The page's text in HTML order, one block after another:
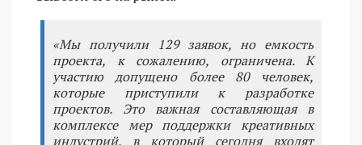
«Мы получили 129 заявок, но емкость
проекта, к сожалению, ограничена. К
участию допущено более 80 человек,
которые приступили к разработке
проектов. Это важная составляющая в
комплексе мер поддержки креативных
индустрий, в который сегодня входят